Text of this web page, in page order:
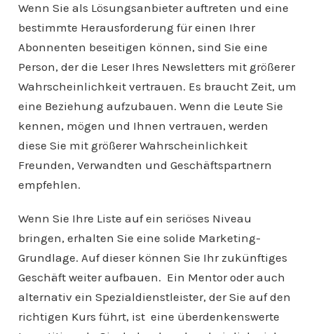
Wenn Sie als Lösungsanbieter auftreten und eine
bestimmte Herausforderung für einen Ihrer
Abonnenten beseitigen können, sind Sie eine
Person, der die Leser Ihres Newsletters mit größerer
Wahrscheinlichkeit vertrauen. Es braucht Zeit, um
eine Beziehung aufzubauen. Wenn die Leute Sie
kennen, mögen und Ihnen vertrauen, werden
diese Sie mit größerer Wahrscheinlichkeit
Freunden, Verwandten und Geschäftspartnern
empfehlen.
Wenn Sie Ihre Liste auf ein seriöses Niveau
bringen, erhalten Sie eine solide Marketing-
Grundlage. Auf dieser können Sie Ihr zukünftiges
Geschäft weiter aufbauen. Ein Mentor oder auch
alternativ ein Spezialdienstleister, der Sie auf den
richtigen Kurs führt, ist eine überdenkenswerte